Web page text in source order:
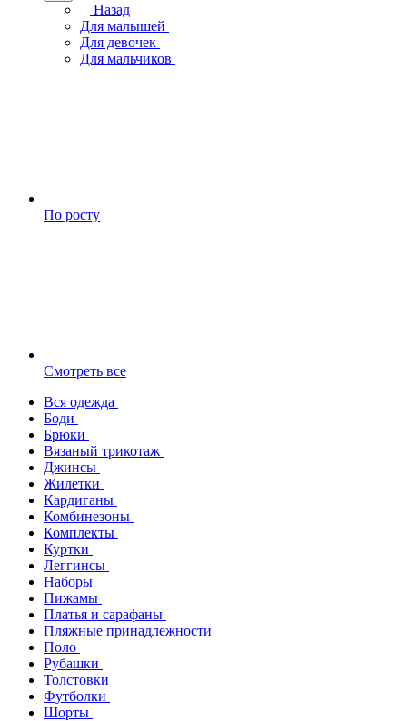
Назад
Для малышей
Для девочек
Для мальчиков
По росту
Смотреть все
Вся одежда
Боди
Брюки
Вязаный трикотаж
Джинсы
Жилетки
Кардиганы
Комбинезоны
Комплекты
Куртки
Леггинсы
Наборы
Пижамы
Платья и сарафаны
Пляжные принадлежности
Поло
Рубашки
Толстовки
Футболки
Шорты